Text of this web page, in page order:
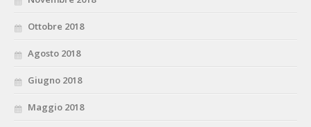
Ottobre 2018
Agosto 2018
Giugno 2018
Maggio 2018